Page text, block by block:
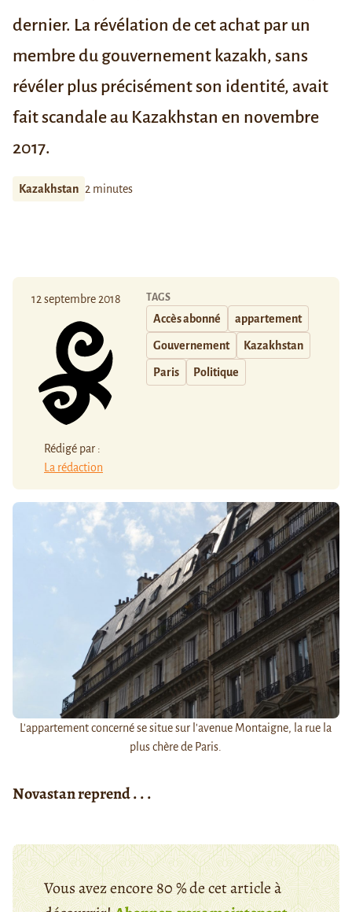
dernier. La révélation de cet achat par un
membre du gouvernement kazakh, sans
révéler plus précisément son identité, avait
fait scandale au Kazakhstan en novembre
2017.
Kazakhstan 2 minutes
12 septembre 2018
Rédigé par :
La rédaction
TAGS
Accès abonné appartement
Gouvernement Kazakhstan
Paris Politique
L'appartement concerné se situe sur l'avenue Montaigne, la rue la
plus chère de Paris.
Novastan reprend . . .
Vous avez encore 80 % de cet article à